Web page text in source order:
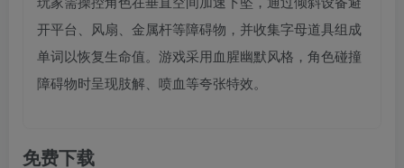
开平台、风扇、金属杆等障碍物，并收集字母道具组成
单词以恢复生命值。游戏采用血腥幽默风格，角色碰撞
障碍物时呈现肢解、喷血等夸张特效。
免费下载